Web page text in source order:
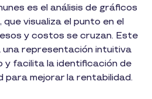
es el análisis de gráficos
visualiza el punto en el
y costos se cruzan. Este
representación intuitiva
y facilita la identificación de
mejorar la rentabilidad.